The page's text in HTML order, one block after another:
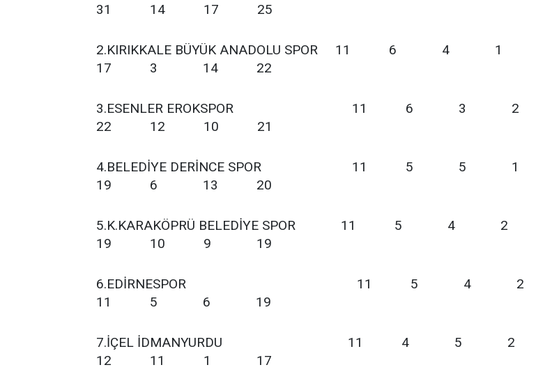
31 14 17 25
2.KIRIKKALE BÜYÜK ANADOLU SPOR 11 6 4 1
17 3 14 22
3.ESENLER EROKSPOR 11 6 3 2
22 12 10 21
4.BELEDİYE DERİNCE SPOR 11 5 5 1
19 6 13 20
5.K.KARAKÖPRÜ BELEDİYE SPOR 11 5 4 2
19 10 9 19
6.EDİRNESPOR 11 5 4 2
11 5 6 19
7.İÇEL İDMANYURDU 11 4 5 2
12 11 1 17